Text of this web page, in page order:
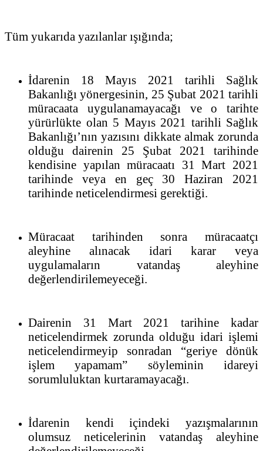
Tüm yukarıda yazılanlar ışığında;
İdarenin 18 Mayıs 2021 tarihli Sağlık
Bakanlığı yönergesinin, 25 Şubat 2021 tarihli
müracaata uygulanamayacağı ve o tarihte
yürürlükte olan 5 Mayıs 2021 tarihli Sağlık
Bakanlığı’nın yazısını dikkate almak zorunda
olduğu dairenin 25 Şubat 2021 tarihinde
kendisine yapılan müracaatı 31 Mart 2021
tarihinde veya en geç 30 Haziran 2021
tarihinde neticelendirmesi gerektiği.
Müracaat tarihinden sonra müracaatçı
aleyhine alınacak idari karar veya
uygulamaların vatandaş aleyhine
değerlendirilemeyeceği.
Dairenin 31 Mart 2021 tarihine kadar
neticelendirmek zorunda olduğu idari işlemi
neticelendirmeyip sonradan “geriye dönük
işlem yapamam” söyleminin idareyi
sorumluluktan kurtaramayacağı.
İdarenin kendi içindeki yazışmalarının
olumsuz neticelerinin vatandaş aleyhine